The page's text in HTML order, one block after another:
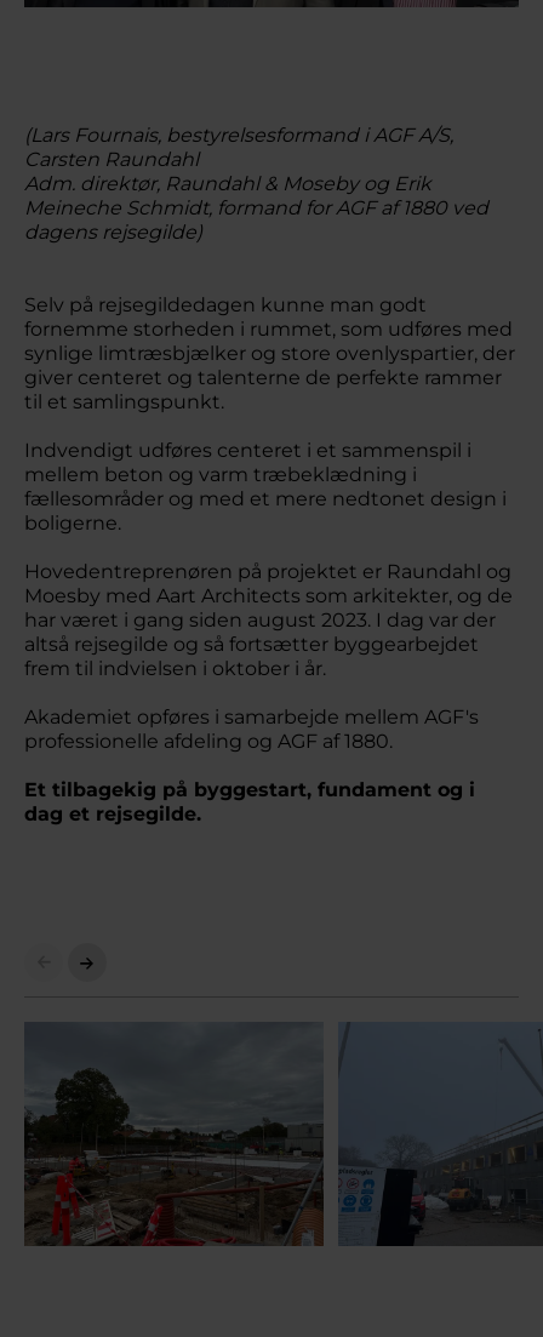
(Lars Fournais, bestyrelsesformand i AGF A/S,
Carsten Raundahl
Adm. direktør, Raundahl & Moseby og Erik
Meineche Schmidt, formand for AGF af 1880 ved
dagens rejsegilde)
Selv på rejsegildedagen kunne man godt
fornemme storheden i rummet, som udføres med
synlige limtræsbjælker og store ovenlyspartier, der
giver centeret og talenterne de perfekte rammer
til et samlingspunkt.
Indvendigt udføres centeret i et sammenspil i
mellem beton og varm træbeklædning i
fællesområder og med et mere nedtonet design i
boligerne.
Hovedentreprenøren på projektet er Raundahl og
Moesby med Aart Architects som arkitekter, og de
har været i gang siden august 2023. I dag var der
altså rejsegilde og så fortsætter byggearbejdet
frem til indvielsen i oktober i år.
Akademiet opføres i samarbejde mellem AGF's
professionelle afdeling og AGF af 1880.
Et tilbagekig på byggestart, fundament og i
dag et rejsegilde.